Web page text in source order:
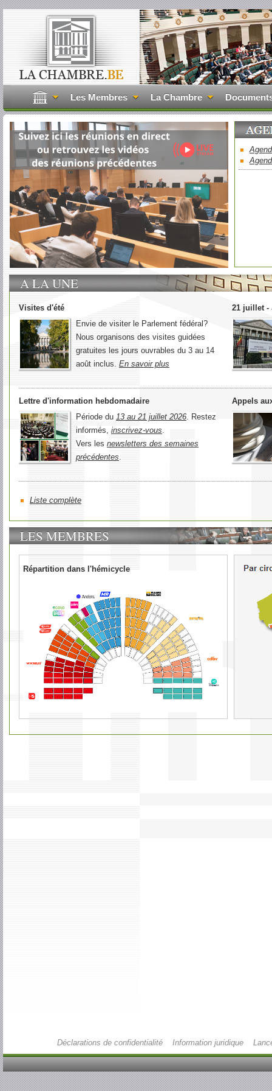
Les Membres La Chambre
A LA UNE
Visites d'été
Envie de visiter le Parlement fédéral?
Nous organisons des visites guidées
gratuites les jours ouvrables du 3 au 14
août inclus. En savoir plus
21 juillet -
Lettre d'information hebdomadaire
Période du 13 au 21 juillet 2026. Restez
informés, inscrivez-vous.
Vers les newsletters des semaines
précédentes.
Appels
Liste complète
LES MEMBRES
Répartition dans l'hémicycle
Déclarations de confidentialité Information juridique